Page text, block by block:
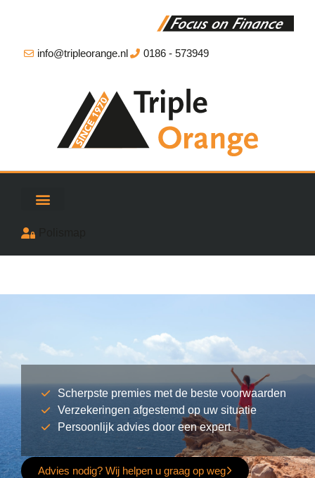
info@tripleorange.nl 0186 - 573949
Scherpste premies met de beste voorwaarden
Verzekeringen afgestemd op uw situatie
Persoonlijk advies door een expert
Advies nodig? Wij helpen u graag op weg